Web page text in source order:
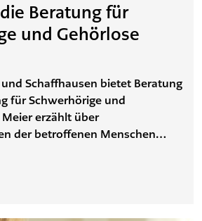
Beratung für
und Gehörlose
und Schaffhausen bietet Beratung
für Schwerhörige und
Meier erzählt über
der betroffenen Menschen